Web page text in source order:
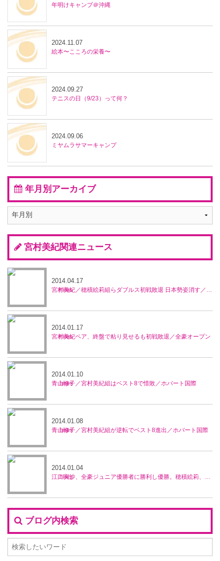
年明けキャンプ＠沖縄
絵本〜こころの栄養〜
2024.11.07
テニスの日（9/23）って何？
2024.09.27
ミヤムラサマーキャンプ
2024.09.06
年月別アーカイブ
宮村美紀関連ニュース
宮村美紀／穂積絵莉組らダブルス初戦敗退 日本勢姿消す／マレーシア・オープン
2014.04.17
宮村美紀ペア、終盤で粘り見せるも初戦敗退／全豪オープン
2014.01.17
青山修子／宮村美紀組はベスト8で惜敗／ホバート国際
2014.01.10
青山修子／宮村美紀組が逆転でベスト8進出／ホバート国際
2014.01.08
江口実沙、全豪ジュニア優勝者に勝利し優勝。穂積絵莉、宮村美紀ペアが準優勝／ブルネイ5万ドル大会
2014.01.04
ブログ内検索